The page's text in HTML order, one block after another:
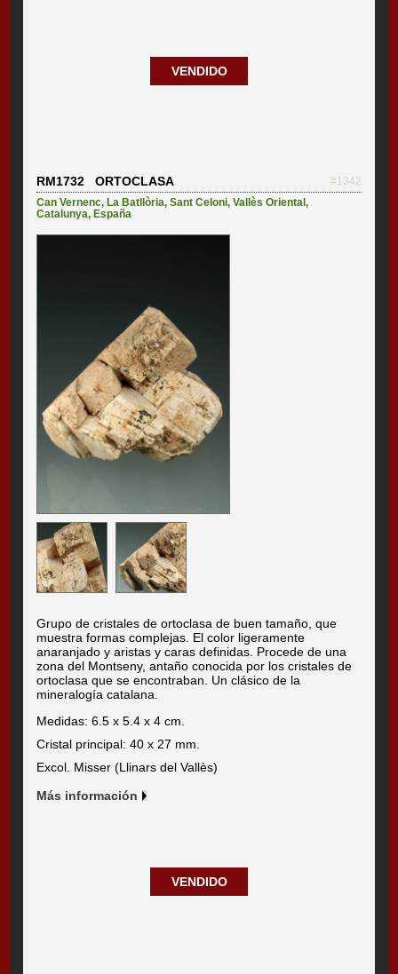
VENDIDO
RM1732 ORTOCLASA
#1342
Can Vernenc, La Batllòria,Sant Celoni,Vallès Oriental,
Catalunya, España
Grupo de cristales de ortoclasa de buen tamaño, que
muestra formas complejas. El color ligeramente
anaranjado y aristas y caras definidas. Procede de una
zona del Montseny, antaño conocida por los cristales de
ortoclasa que se encontraban. Un clásico de la
mineralogía catalana.
Medidas: 6.5 x 5.4 x 4 cm.
Cristal principal: 40 x 27 mm.
Excol. Misser (Llinars del Vallès)
Más información
VENDIDO